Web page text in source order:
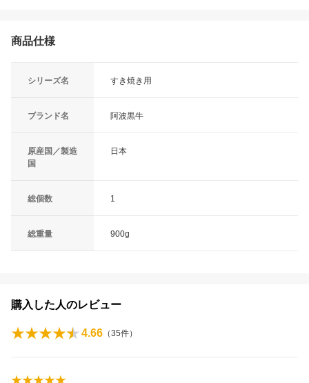
商品仕様
シリーズ名 すき焼き用
ブランド名 阿波黒牛
原産国／製造
国
日本
総個数 1
総重量 900g
購入した人のレビュー
4.66 （35件）